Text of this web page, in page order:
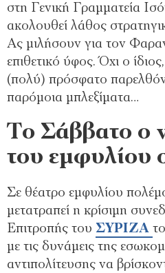
στη Γενική Γραμματεία
ακολουθεί λάθος
Ας μιλήσουν για τον
επιθετικό ύφος. Όχι ο
(πολύ) πρόσφατο
παρόμοια μπλεξίματα…
Το Σάββατο ο
του εμφυλίου
Σε θέατρο εμφυλίου
μετατραπεί η κρίσιμη
Επιτροπής του ΣΥΡΙΖΑ
με τις δυνάμεις της
αντιπολίτευσης να